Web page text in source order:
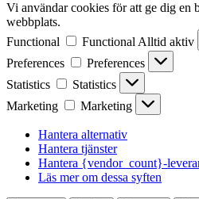
Vi användar cookies för att ge dig en
webbplats.
Functional
Functional Alltid aktiv
Preferences
Preferences
Statistics
Statistics
Marketing
Marketing
Hantera alternativ
Hantera tjänster
Hantera {vendor_count}-
Läs mer om dessa syften